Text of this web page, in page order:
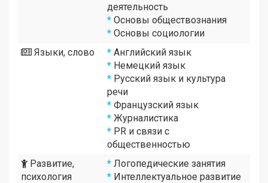
деятельность
* Основы обществознания
* Основы социологии
Языки, слово
* Английский язык
* Немецкий язык
* Русский язык и культура
речи
* Французский язык
* Журналистика
* PR и связи с
общественностью
Развитие,
психология
* Логопедические занятия
* Интеллектуальное развитие